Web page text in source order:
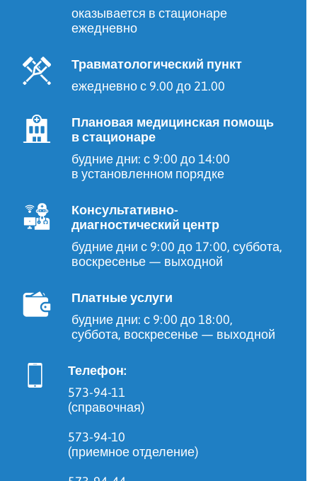
оказывается в стационаре
ежедневно
Травматологический пункт
ежедневно с 9.00 до 21.00
Плановая медицинская помощь
в стационаре
будние дни: с 9:00 до 14:00
в установленном порядке
Консультативно-
диагностический центр
будние дни с 9:00 до 17:00, суббота,
воскресенье — выходной
Платные услуги
будние дни: с 9:00 до 18:00,
суббота, воскресенье — выходной
Телефон:
573-94-11
(справочная)
573-94-10
(приемное отделение)